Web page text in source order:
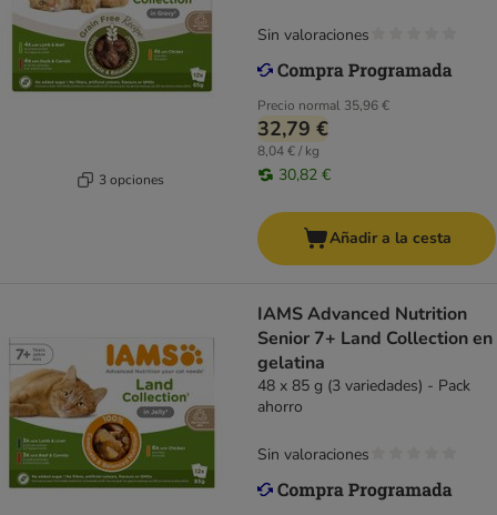
3 opciones
Precio normal 35,96 €
32,79 €
8,04 € / kg
30,82 €
Sin valoraciones
Añadir a la cesta
IAMS Advanced Nutrition
Senior 7+ Land Collection en
gelatina
48 x 85 g (3 variedades) - Pack
ahorro
Sin valoraciones